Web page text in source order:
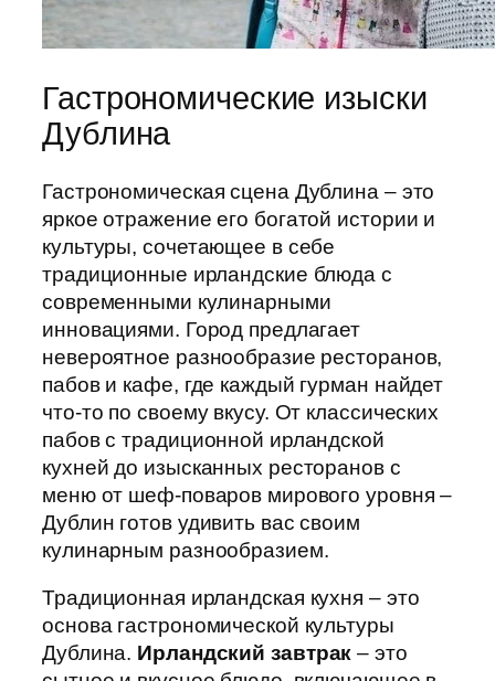
Гастрономические изыски
Дублина
Гастрономическая сцена Дублина – это
яркое отражение его богатой истории и
культуры, сочетающее в себе
традиционные ирландские блюда с
современными кулинарными
инновациями. Город предлагает
невероятное разнообразие ресторанов,
пабов и кафе, где каждый гурман найдет
что-то по своему вкусу. От классических
пабов с традиционной ирландской
кухней до изысканных ресторанов с
меню от шеф-поваров мирового уровня –
Дублин готов удивить вас своим
кулинарным разнообразием.
Традиционная ирландская кухня – это
основа гастрономической культуры
Дублина. Ирландский завтрак – это